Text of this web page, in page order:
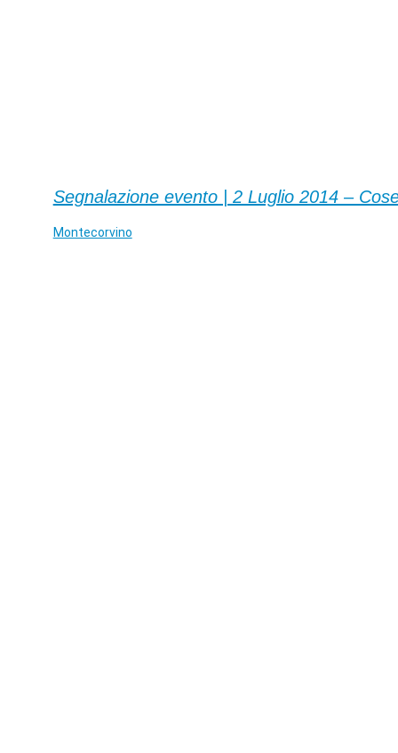
Segnalazione evento | 2 Luglio 2014 –
Montecorvino